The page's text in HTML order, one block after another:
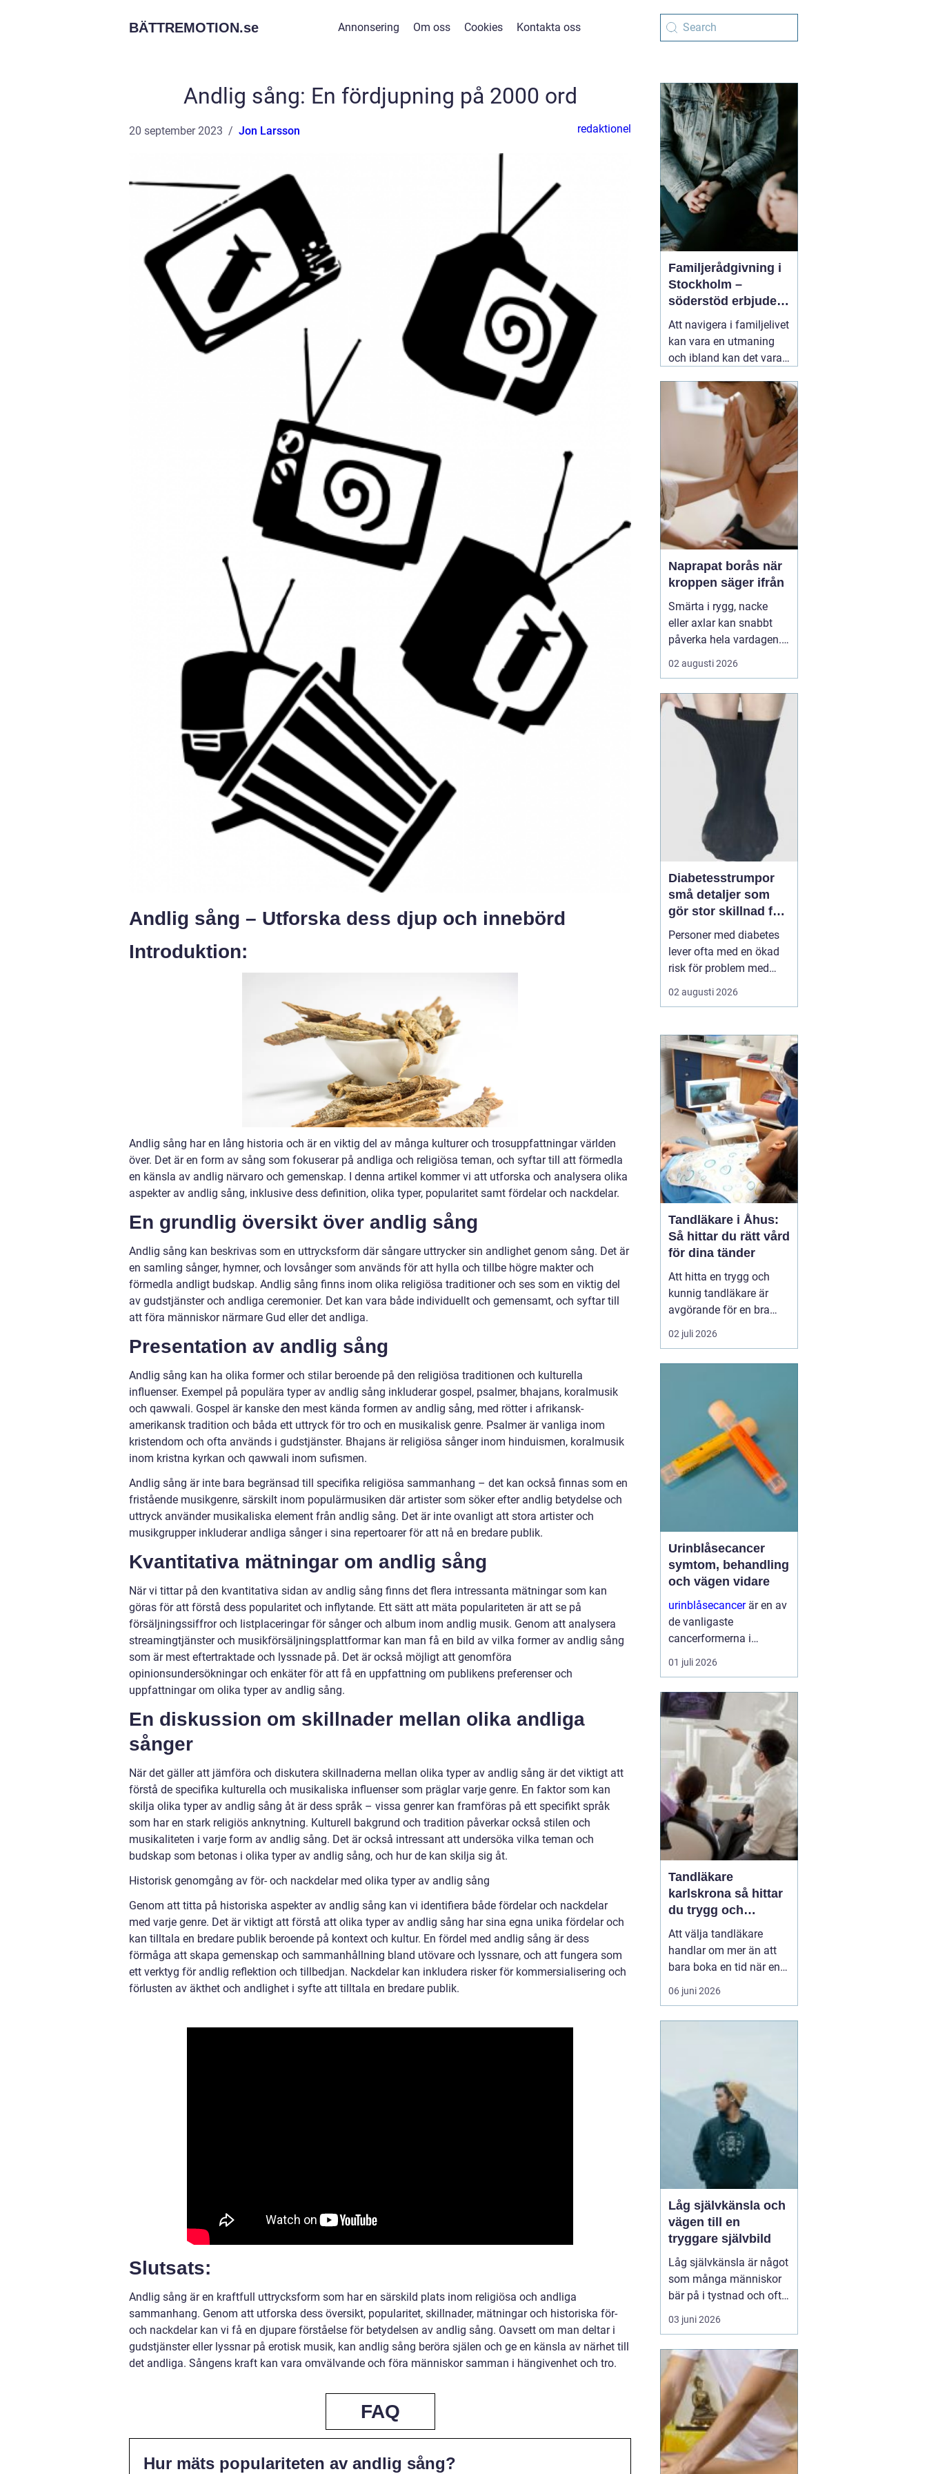
BÄTTREMOTION.se Annonsering Om oss Cookies Kontakta oss
Andlig sång: En fördjupning på 2000 ord
20 september 2023 Jon Larsson redaktionel
Andlig sång – Utforska dess djup och innebörd
Introduktion:
Andlig sång har en lång historia och är en viktig del av många kulturer och trosuppfattningar världen
över. Det är en form av sång som fokuserar på andliga och religiösa teman, och syftar till att förmedla
en känsla av andlig närvaro och gemenskap. I denna artikel kommer vi att utforska och analysera olika
aspekter av andlig sång, inklusive dess definition, olika typer, popularitet samt fördelar och nackdelar.
En grundlig översikt över andlig sång
Andlig sång kan beskrivas som en uttrycksform där sångare uttrycker sin andlighet genom sång. Det är
en samling sånger, hymner, och lovsånger som används för att hylla och tillbe högre makter och
förmedla andligt budskap. Andlig sång finns inom olika religiösa traditioner och ses som en viktig del
av gudstjänster och andliga ceremonier. Det kan vara både individuellt och gemensamt, och syftar till
att föra människor närmare Gud eller det andliga.
Presentation av andlig sång
Andlig sång kan ha olika former och stilar beroende på den religiösa traditionen och kulturella
influenser. Exempel på populära typer av andlig sång inkluderar gospel, psalmer, bhajans, koralmusik
och qawwali. Gospel är kanske den mest kända formen av andlig sång, med rötter i afrikansk-
amerikansk tradition och båda ett uttryck för tro och en musikalisk genre. Psalmer är vanliga inom
kristendom och ofta används i gudstjänster. Bhajans är religiösa sånger inom hinduismen, koralmusik
inom kristna kyrkan och qawwali inom sufismen.
Andlig sång är inte bara begränsad till specifika religiösa sammanhang – det kan också finnas som en
fristående musikgenre, särskilt inom populärmusiken där artister som söker efter andlig betydelse och
uttryck använder musikaliska element från andlig sång. Det är inte ovanligt att stora artister och
musikgrupper inkluderar andliga sånger i sina repertoarer för att nå en bredare publik.
Kvantitativa mätningar om andlig sång
När vi tittar på den kvantitativa sidan av andlig sång finns det flera intressanta mätningar som kan
göras för att förstå dess popularitet och inflytande. Ett sätt att mäta populariteten är att se på
försäljningssiffror och listplaceringar för sånger och album inom andlig musik. Genom att analysera
streamingtjänster och musikförsäljningsplattformar kan man få en bild av vilka former av andlig sång
som är mest eftertraktade och lyssnade på. Det är också möjligt att genomföra
opinionsundersökningar och enkäter för att få en uppfattning om publikens preferenser och
uppfattningar om olika typer av andlig sång.
En diskussion om skillnader mellan olika andliga
sånger
När det gäller att jämföra och diskutera skillnaderna mellan olika typer av andlig sång är det viktigt att
förstå de specifika kulturella och musikaliska influenser som präglar varje genre. En faktor som kan
skilja olika typer av andlig sång åt är dess språk – vissa genrer kan framföras på ett specifikt språk
som har en stark religiös anknytning. Kulturell bakgrund och tradition påverkar också stilen och
musikaliteten i varje form av andlig sång. Det är också intressant att undersöka vilka teman och
budskap som betonas i olika typer av andlig sång, och hur de kan skilja sig åt.
Historisk genomgång av för- och nackdelar med olika typer av andlig sång
Genom att titta på historiska aspekter av andlig sång kan vi identifiera både fördelar och nackdelar
med varje genre. Det är viktigt att förstå att olika typer av andlig sång har sina egna unika fördelar och
kan tilltala en bredare publik beroende på kontext och kultur. En fördel med andlig sång är dess
förmåga att skapa gemenskap och sammanhållning bland utövare och lyssnare, och att fungera som
ett verktyg för andlig reflektion och tillbedjan. Nackdelar kan inkludera risker för kommersialisering och
förlusten av äkthet och andlighet i syfte att tilltala en bredare publik.
Slutsats:
Andlig sång är en kraftfull uttrycksform som har en särskild plats inom religiösa och andliga
sammanhang. Genom att utforska dess översikt, popularitet, skillnader, mätningar och historiska för-
och nackdelar kan vi få en djupare förståelse för betydelsen av andlig sång. Oavsett om man deltar i
gudstjänster eller lyssnar på erotisk musik, kan andlig sång beröra själen och ge en känsla av närhet till
det andliga. Sångens kraft kan vara omvälvande och föra människor samman i hängivenhet och tro.
FAQ
Hur mäts populariteten av andlig sång?
Familjerådgivning i
Stockholm –
söderstöd erbjuder
stöd för familjer
Att navigera i familjelivet
kan vara en utmaning
och ibland kan det vara
på konflikter och
problem som uppstår.06
augusti 2026
Naprapat borås när
kroppen säger ifrån
Smärta i rygg, nacke
eller axlar kan snabbt
påverka hela vardagen.
Sömn, jobb, träning och
humör hänger ofta ihop
När värken inte ger med
sig börjar många söka
efter en Naprapat Borås
för att få en mer grundlig
bedömning och beha...
02 augusti 2026
Diabetesstrumpor
små detaljer som
gör stor skillnad för
fötterna
Personer med diabetes
lever ofta med en ökad
risk för problem med
sämre blodcirkulation
läkning. I vardagen kan
sådant kännas abstrakt,
tills skavsår, blåsor eller
tryckmärken plötsligt blir
allvarliga. Här s...
02 augusti 2026
Tandläkare i Åhus:
Så hittar du rätt vård
för dina tänder
Att hitta en trygg och
kunnig tandläkare är
avgörande för en bra
munhälsa på lång sikt.
Många som söker
02 juli 2026
Urinblåsecancer
symtom, behandling
och vägen vidare
urinblåsecancerär en av
de vanligaste
cancerformerna i
urinvägarna, men får
ofta mindre
många andra
cancersjukdomar.
Många drabbade vittnar
om en lång väg till
diagnos och en vardag
som ...
01 juli 2026
Tandläkare
karlskrona så hittar
du trygg och
långsiktig tandvård
Att välja tandläkare
handlar om mer än att
bara boka en tid när en
tand gör ont. För många
är tandvården en
finns flera alternativ,
både i centrum och strax
06 juni 2026
Låg självkänsla och
vägen till en
tryggare självbild
Låg självkänsla är något
som många människor
bär på i tystnad och ofta
under lång tid. Många
upplever en inre känsla
eller skam, samtidigt
som ytan kanske ser
stabil och välfungerande
ut. Låg självkänsla
handlar inte bara om...
03 juni 2026